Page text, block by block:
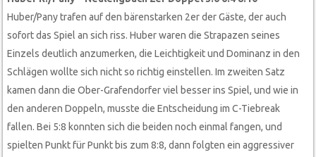
Huber/Pany trafen auf den bärenstarken 2er der Gäste, der auch
sofort das Spiel an sich riss. Huber waren die Strapazen seines
Einzels deutlich anzumerken, die Leichtigkeit und Dominanz in den
Schlägen wollte sich nicht so richtig einstellen. Im zweiten Satz
kamen dann die Ober-Grafendorfer viel besser ins Spiel, und wie in
den anderen Doppeln, musste die Entscheidung im C-Tiebreak
fallen. Bei 5:8 konnten sich die beiden noch einmal fangen, und
spielten Punkt für Punkt bis zum 8:8, dann folgten ein aggressiver